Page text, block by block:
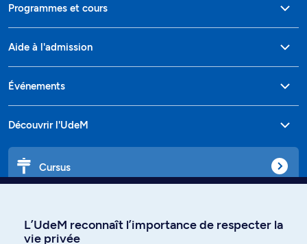
Programmes et cours
Aide à l'admission
Événements
Découvrir l'UdeM
Cursus
L’UdeM reconnaît l’importance de respecter la
vie privée